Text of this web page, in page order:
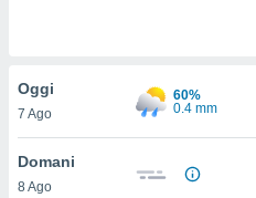
di
ci
Oggi
7 Ago
60%
0.4 mm
Domani
8 Ago